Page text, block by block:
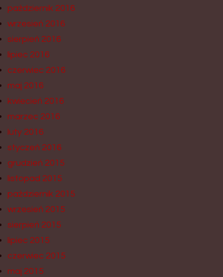
październik 2016
wrzesień 2016
sierpień 2016
lipiec 2016
czerwiec 2016
maj 2016
kwiecień 2016
marzec 2016
luty 2016
styczeń 2016
grudzień 2015
listopad 2015
październik 2015
wrzesień 2015
sierpień 2015
lipiec 2015
czerwiec 2015
maj 2015